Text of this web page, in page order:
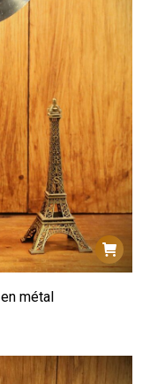
métal